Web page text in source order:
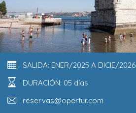
SALIDA: ENER/2025 A DICIE/2026
DURACIÓN: 05 días
reservas@opertur.com